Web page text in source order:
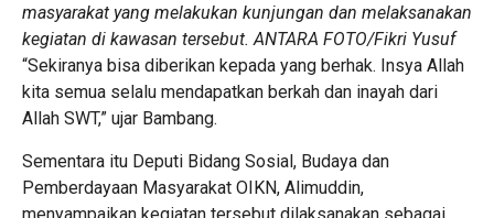
masyarakat yang melakukan kunjungan dan melaksanakan
kegiatan di kawasan tersebut. ANTARA FOTO/Fikri Yusuf
“Sekiranya bisa diberikan kepada yang berhak. Insya Allah
kita semua selalu mendapatkan berkah dan inayah dari
Allah SWT,” ujar Bambang.
Sementara itu Deputi Bidang Sosial, Budaya dan
Pemberdayaan Masyarakat OIKN, Alimuddin,